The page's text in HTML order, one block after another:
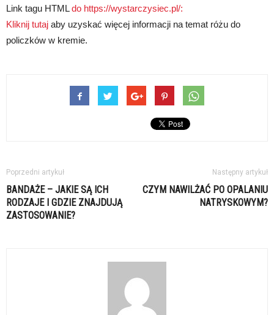
Link tagu HTMLdo https://wystarczysiec.pl/:
Kliknij tutaj aby uzyskać więcej informacji na temat różu do
policzków w kremie.
Poprzedni artykuł
BANDAŻE – JAKIE SĄ ICH
RODZAJE I GDZIE ZNAJDUJĄ
ZASTOSOWANIE?
Następny artykuł
CZYM NAWILŻAĆ PO OPALANIU
NATRYSKOWYM?